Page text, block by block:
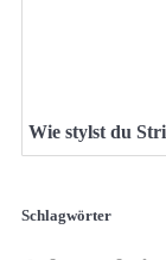
Wie stylst du
Schlagwörter